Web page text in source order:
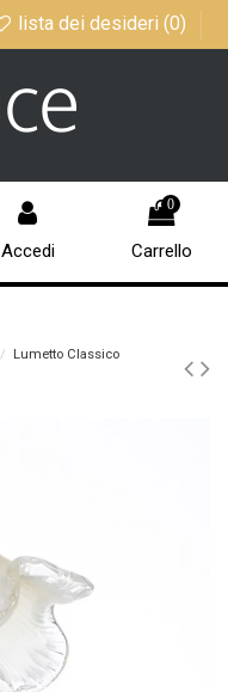
lista dei desideri (0)
Accedi
0
Carrello
Lumetto Classico